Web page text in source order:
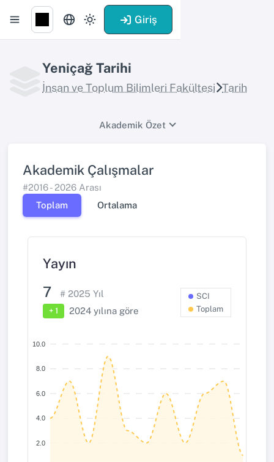
Giriş
Yeniçağ Tarihi
İnsan ve Toplum Bilimleri Fakültesi Tarih
Akademik Özet
Akademik Çalışmalar
#2016 - 2026 Arası
Toplam
Ortalama
Yayın
7 # 2025 Yıl
+ 1 2024 yılına göre
SCI
Toplam
10.0
8.0
6.0
4.0
2.0